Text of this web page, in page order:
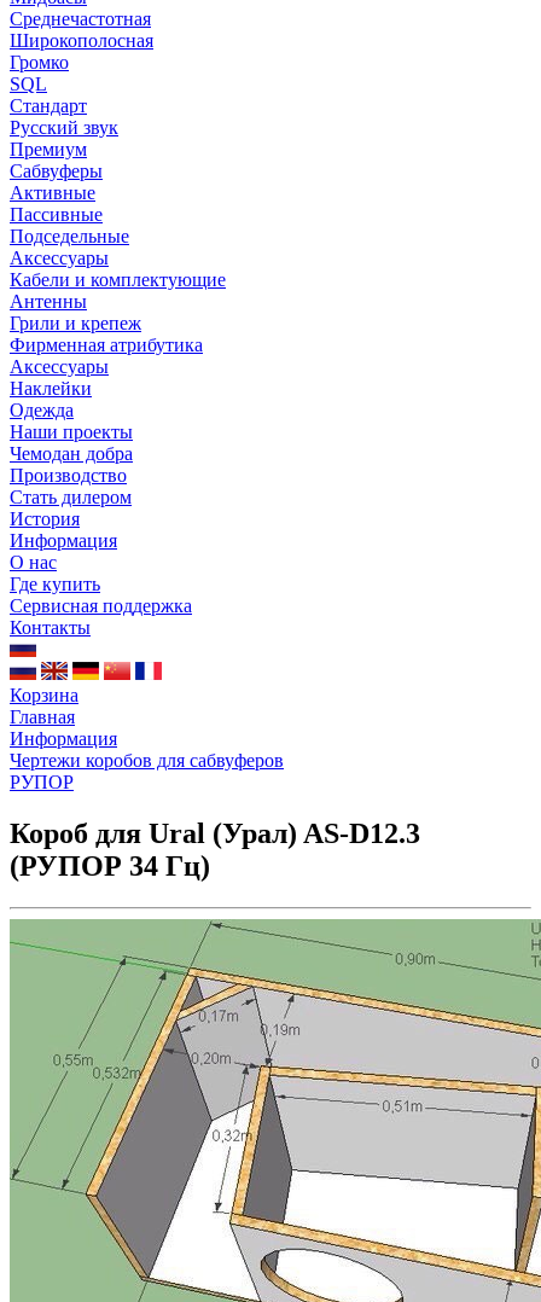
Среднечастотная
Широкополосная
Громко
SQL
Стандарт
Русский звук
Премиум
Сабвуферы
Активные
Пассивные
Подседельные
Аксессуары
Кабели и комплектующие
Антенны
Грили и крепеж
Фирменная атрибутика
Аксессуары
Наклейки
Одежда
Наши проекты
Чемодан добра
Производство
Стать дилером
История
Информация
О нас
Где купить
Сервисная поддержка
Контакты
Корзина
Главная
Информация
Чертежи коробов для сабвуферов
РУПОР
Короб для Ural (Урал) AS-D12.3
(РУПОР 34 Гц)